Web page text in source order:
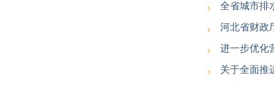
全省城市排
河北省财政
进一步优化
关于全面推